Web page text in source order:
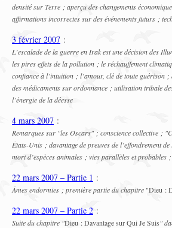
densité sur Terre ; aperçu des changements
affirmations incorrectes sur des événements futurs ;
3 février 2007 :
L’escalade de la guerre en Irak est une décision des
les pires effets de la pollution ; le réchauffement
confiance à l’intuition ; l’amour, clé de toute guérison
des médicaments sur ordonnance ; utilisation tribale
l’énergie de la déesse
4 mars 2007 :
Remarques sur "les Oscars" ; conscience collective ;
États-Unis ; davantage de preuves de l’effondrement
mort d’espèces animales ; vies parallèles et
22 mars 2007 – Partie 1 :
Âmes endormies ; première partie du chapitre "Dieu :
22 mars 2007 – Partie 2 :
Suite du chapitre "Dieu : Davantage surQui Je Suis"